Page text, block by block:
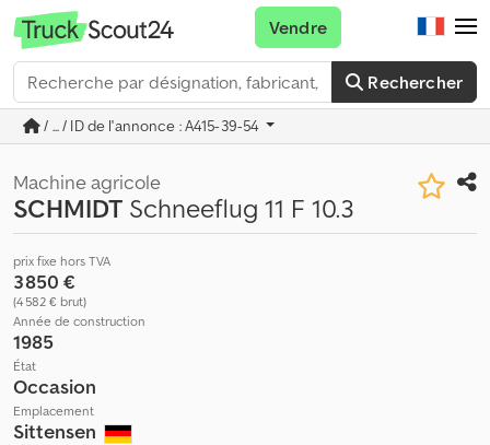
Rechercher
Vendre
/ ... / ID de l'annonce : A415-39-54
Machine agricole
SCHMIDT Schneeflug 11 F 10.3
prix fixe hors TVA
3 850 €
(4 582 € brut)
Année de construction
1985
État
Occasion
Emplacement
Sittensen